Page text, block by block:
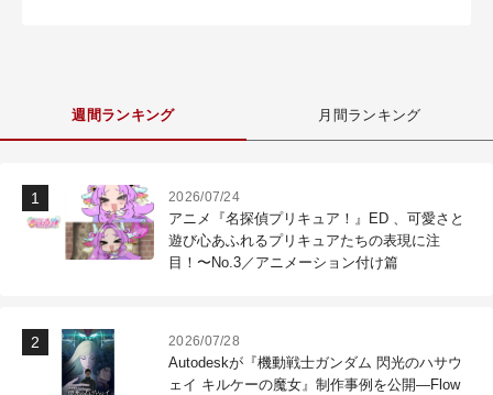
週間ランキング 月間ランキング
2026/07/24
アニメ『名探偵プリキュア！』ED 、可愛さと
遊び心あふれるプリキュアたちの表現に注
目！〜No.3／アニメーション付け篇
2026/07/28
Autodeskが『機動戦士ガンダム 閃光のハサウ
ェイ キルケーの魔女』制作事例を公開―Flow